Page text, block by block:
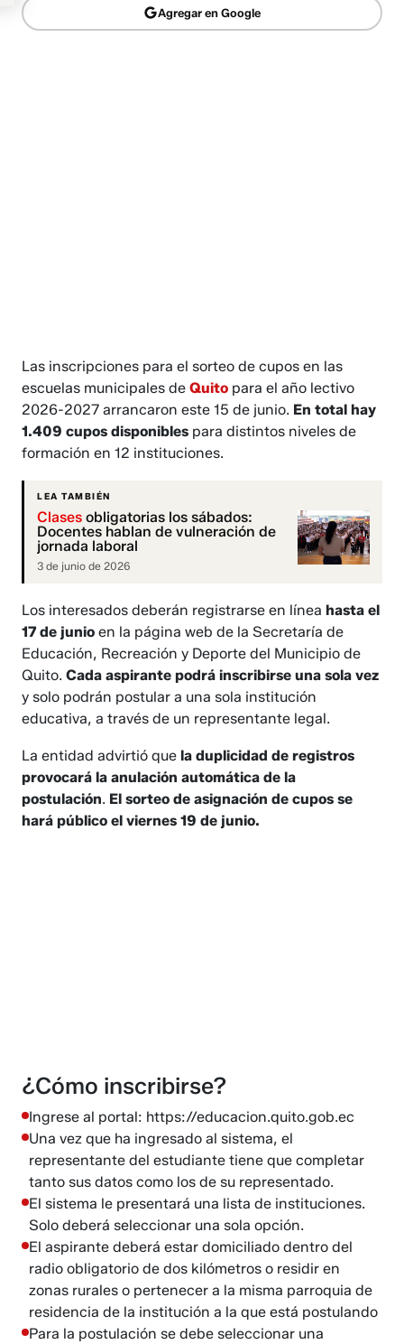
Agregar en Google
Las inscripciones para el sorteo de cupos en las
escuelas municipales deQuito para el año lectivo
2026-2027 arrancaron este 15 de junio. En total hay
1.409 cupos disponibles para distintos niveles de
formación en 12 instituciones.
LEA TAMBIÉN
Clases obligatorias los sábados:
Docentes hablan de vulneración de
jornada laboral
3 de junio de 2026
Los interesados deberán registrarse en línea hasta el
17 de junio en la página web de la Secretaría de
Educación, Recreación y Deporte del Municipio de
Quito.Cada aspirante podrá inscribirse una sola vez
y solo podrán postular a una sola institución
educativa, a través de un representante legal.
La entidad advirtió que la duplicidad de registros
provocará la anulación automática de la
postulación. El sorteo de asignación de cupos se
hará público el viernes 19 de junio.
¿Cómo inscribirse?
Ingrese al portal: https://educacion.quito.gob.ec
Una vez que ha ingresado al sistema, el
representante del estudiante tiene que completar
tanto sus datos como los de su representado.
El sistema le presentará una lista de instituciones.
Solo deberá seleccionar una sola opción.
El aspirante deberá estar domiciliado dentro del
radio obligatorio de dos kilómetros o residir en
zonas rurales o pertenecer a la misma parroquia de
residencia de la institución a la que está postulando
Para la postulación se debe seleccionar una